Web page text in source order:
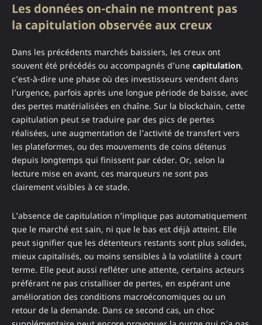
Les données on-chain ne montrent pas
la capitulation observée aux creux
Dans les précédents marchés baissiers, les creux ont
souvent été précédés ou accompagnés d’une capitulation,
c’est-à-dire une phase où des investisseurs vendent dans
l’urgence, parfois après une longue période de baisse, avec
des pertes matérialisées en chaîne. Sur la blockchain, cette
capitulation peut se traduire par des pics de pertes
réalisées, une augmentation de l’activité de transfert vers
les plateformes, ou des mouvements de coins détenus
depuis longtemps qui finissent par céder. Or, selon la
lecture mise en avant, ces marqueurs ne sont pas
clairement visibles à ce stade.
L’absence de capitulation n’implique pas automatiquement
que le marché est sain, ni que le bas est déjà atteint. Elle
peut signifier que les détenteurs restants sont plus solides,
mieux capitalisés, ou moins sensibles à la volatilité à court
terme. Elle peut aussi refléter une attente, certains acteurs
préférant ne pas cristalliser de pertes, en espérant une
amélioration des conditions macroéconomiques ou un
retour de la demande. Dans ce second cas, un choc